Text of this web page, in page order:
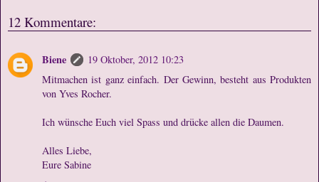
12 Kommentare:
Biene
19 Oktober, 2012 10:23
Mitmachen ist ganz einfach. Der Gewinn, besteht aus Produkten
von Yves Rocher.
Ich wünsche Euch viel Spass und drücke allen die Daumen.
Alles Liebe,
Eure Sabine